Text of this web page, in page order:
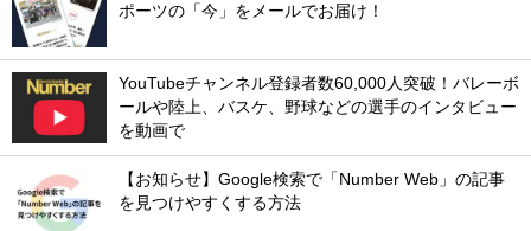
ポーツの「今」をメールでお届け！
YouTubeチャンネル登録者数60,000人突破！バレーボ
ールや陸上、バスケ、野球などの選手のインタビュー
を動画で
【お知らせ】Google検索で「Number Web」の記事
を見つけやすくする方法